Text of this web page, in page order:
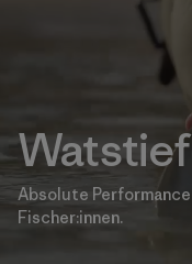
Absolute
Fischer:innen.